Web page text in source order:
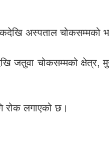
अस्पताल चोकसम्मको
जतुवा चोकसम्मको
रोक लगाएको छ।